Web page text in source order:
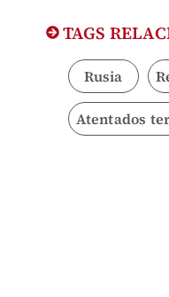
TAGS
Rusia
Atentados